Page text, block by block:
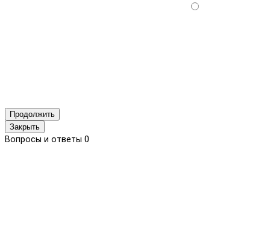
Продолжить
Закрыть
Вопросы и ответы 0